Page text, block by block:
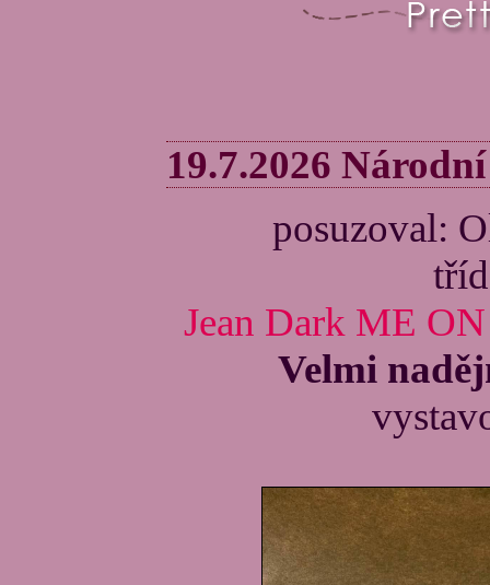
19.7.2026
posuzoval:
Jean Dark ME
Velmi